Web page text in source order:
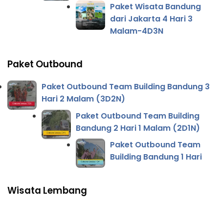
Paket Wisata Bandung
dari Jakarta 4 Hari 3
Malam-4D3N
Paket Outbound
Paket Outbound Team Building Bandung 3
Hari 2 Malam (3D2N)
Paket Outbound Team Building
Bandung 2 Hari 1 Malam (2D1N)
Paket Outbound Team
Building Bandung 1 Hari
Wisata Lembang